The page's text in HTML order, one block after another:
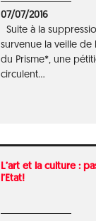
07/07/2016
Suite à la
survenue la veille de
du Prisme*, une
circulent...
L’art et la culture :
l’Etat!